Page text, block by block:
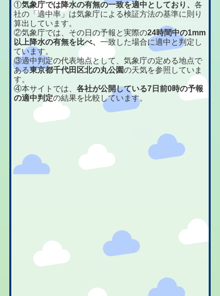
①気象庁では降水の有無の一致を適中としており、各
社の「適中率」は気象庁による検証方法の基準に則り
算出しています。
②気象庁では、その日の予報と実際の24時間中の1mm
以上降水の有無を比べ、一致した場合に適中と判定し
ています。
③適中判定の代表地点として、気象庁の定める地点で
ある東京都千代田区北の丸公園の天気を参照していま
す。
④本サイトでは、各社が公開している7日前0時の予報
の適中判定の結果を比較しています。